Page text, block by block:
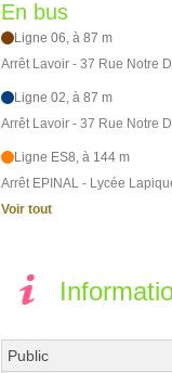
En bus
Ligne 06, à 87 m
Arrêt Lavoir - 37 Rue Notre
Ligne 02, à 87 m
Arrêt Lavoir - 37 Rue Notre
Ligne ES8, à 144 m
Arrêt EPINAL - Lycée
Voir tout
Public